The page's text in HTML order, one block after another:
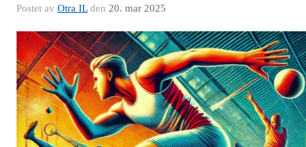
Postet av Otra ILden 20. mar 2025